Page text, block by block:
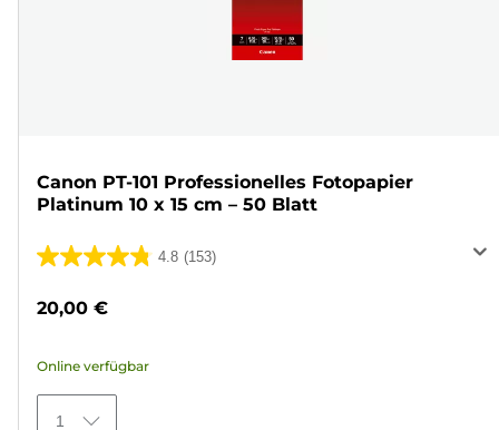
Canon PT-101 Professionelles Fotopapier
Platinum 10 x 15 cm – 50 Blatt
4.8 (153)
4.8
153
Bewertungen
20,00 €
Online verfügbar
1